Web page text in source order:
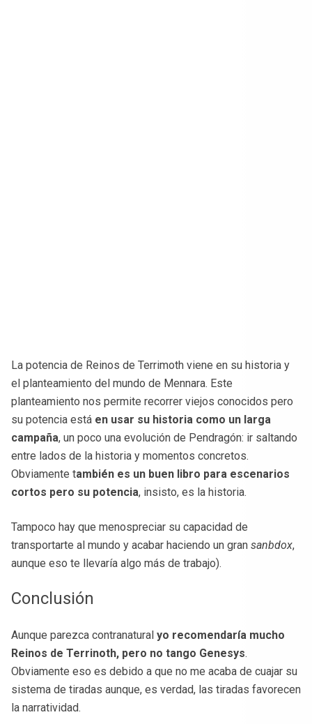
La potencia de Reinos de Terrimoth viene en su historia y
el planteamiento del mundo de Mennara. Este
planteamiento nos permite recorrer viejos conocidos pero
su potencia está en usar su historia como un larga
campaña, un poco una evolución de Pendragón: ir saltando
entre lados de la historia y momentos concretos.
Obviamente también es un buen libro para escenarios
cortos pero su potencia, insisto, es la historia.
Tampoco hay que menospreciar su capacidad de
transportarte al mundo y acabar haciendo un gran sanbdox,
aunque eso te llevaría algo más de trabajo).
Conclusión
Aunque parezca contranatural yo recomendaría mucho
Reinos de Terrinoth, pero no tango Genesys.
Obviamente eso es debido a que no me acaba de cuajar su
sistema de tiradas aunque, es verdad, las tiradas favorecen
la narratividad.